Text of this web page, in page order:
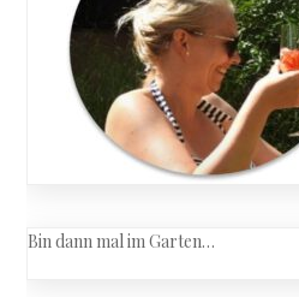
Bin dann mal im Garten…